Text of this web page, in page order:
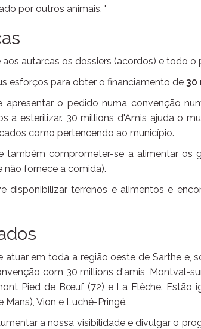
por outros animais. "
autarcas os dossiers (acordos) e todo o
esforços para obter o financiamento de 30
apresentar o pedido numa convenção
a esterilizar. 30 millions d'Amis ajuda o
como pertencendo ao município.
também comprometer-se a alimentar os
não fornece a comida).
disponibilizar terrenos e alimentos e
atuar em toda a região oeste de Sarthe e,
com 30 millions d'amis, Montval-
Pied de Bœuf (72) e La Flèche. Estão
Vion e Luché-Pringé.
a nossa visibilidade e divulgar o